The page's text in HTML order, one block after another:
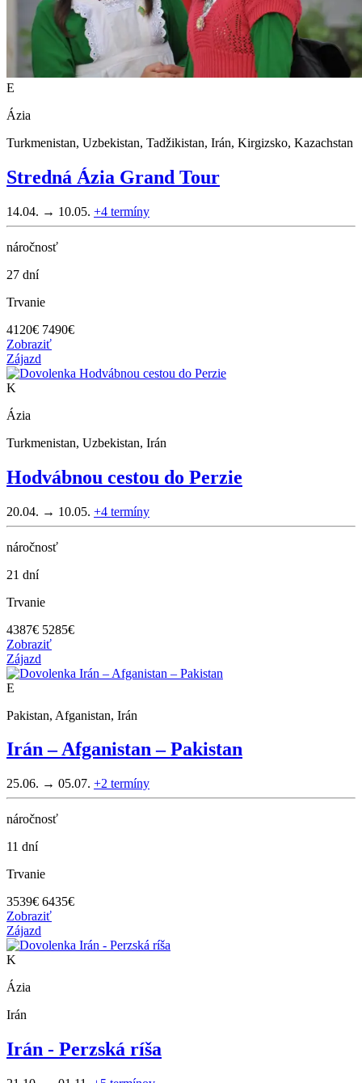
E
Ázia
Turkmenistan, Uzbekistan, Tadžikistan, Irán, Kirgizsko, Kazachstan
Stredná Ázia Grand Tour
14.04. → 10.05. +4 termíny
náročnosť
27 dní
Trvanie
4120€ 7490€
Zobraziť
Zájazd
K
Ázia
Turkmenistan, Uzbekistan, Irán
Hodvábnou cestou do Perzie
20.04. → 10.05. +4 termíny
náročnosť
21 dní
Trvanie
4387€ 5285€
Zobraziť
Zájazd
E
Pakistan, Afganistan, Irán
Irán – Afganistan – Pakistan
25.06. → 05.07. +2 termíny
náročnosť
11 dní
Trvanie
3539€ 6435€
Zobraziť
Zájazd
K
Ázia
Irán
Irán - Perzská ríša